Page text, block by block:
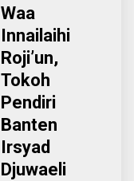
Waa
Innailaihi
Roji’un,
Tokoh
Pendiri
Banten
Irsyad
Djuwaeli